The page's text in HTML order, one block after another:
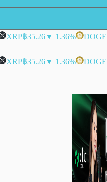
XRP฿35.26▼ 1.36% DOGE
XRP฿35.26▼ 1.36% DOGE